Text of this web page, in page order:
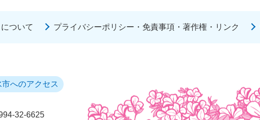
ついて プライバシーポリシー・免責事項・著作権・リンク
市へのアクセス
32-6625